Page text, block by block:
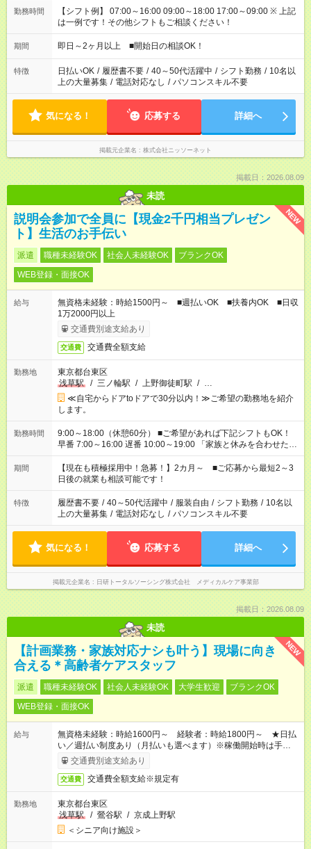
勤務時間
【シフト例】 07:00～16:00 09:00～18:00 17:00～09:00 ※ 上記
は一例です！その他シフトもご相談ください！
期間 即日～2ヶ月以上 ■開始日の相談OK！
特徴 日払いOK / 履歴書不要 / 40～50代活躍中 / シフト勤務 / 10名以
上の大量募集 / 電話対応なし / パソコンスキル不要
気になる！ 応募する 詳細へ
掲載元企業名 株式会社ニッソーネット
掲載日：2026.08.09
未読
NEW
説明会参加で全員に【現金2千円相当プレゼン
ト】生活のお手伝い
派遣 職種未経験OK 社会人未経験OK
ブランクOK
WEB登録・面接OK
給与
無資格未経験：時給1500円～ ■週払いOK ■扶養内OK ■日収
1万2000円以上
交通費別途支給あり
交通費 交通費全額支給
勤務地
東京都台東区
浅草駅
/ 三ノ輪駅 / 上野御徒町駅 / …
≪自宅からドアtoドアで30分以内！≫ご希望の勤務地を紹介
します。
勤務時間
9:00～18:00（休憩60分） ■ご希望があれば下記シフトもOK！
早番 7:00～16:00 遅番 10:00～19:00 「家族と休みを合わせた
い」 「余裕を持って夕飯の準備がしたい」 「できれば残業はし
たくない」 など、ご希望を教えてくださいね。 ※Wワーク希望
の方へ 今ご覧のお仕事で希望する勤務時間と、もう1つのお仕事
の勤務時間。 合計で週40時間を超える場合は応募できません。
期間
【現在も積極採用中！急募！】2カ月～ ■ご応募から最短2～3
日後の就業も相談可能です！
特徴 履歴書不要 / 40～50代活躍中 / 服装自由 / シフト勤務 / 10名以
上の大量募集 / 電話対応なし / パソコンスキル不要
気になる！ 応募する 詳細へ
掲載元企業名 日研トータルソーシング株式会社 メディカルケア事業部
掲載日：2026.08.09
未読
NEW
【計画業務・家族対応ナシも叶う】現場に向き
合える＊高齢者ケアスタッフ
派遣 職種未経験OK 社会人未経験OK 大学生歓迎
ブランクOK
WEB登録・面接OK
給与
無資格未経験：時給1600円～ 経験者：時給1800円～ ★日払
い／週払い制度あり（月払いも選べます）※稼働開始時は手続き
完了次第のお支払いとなります。
交通費別途支給あり
交通費 交通費全額支給※規定有
勤務地
東京都台東区
浅草駅
/ 鶯谷駅 / 京成上野駅
＜シニア向け施設＞